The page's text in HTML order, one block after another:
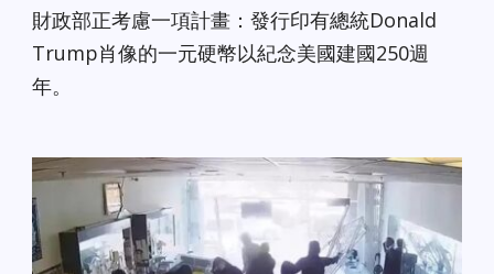
財政部正考慮一項計畫：發行印有總統Donald
Trump肖像的一元硬幣以紀念美國建國250週
年。